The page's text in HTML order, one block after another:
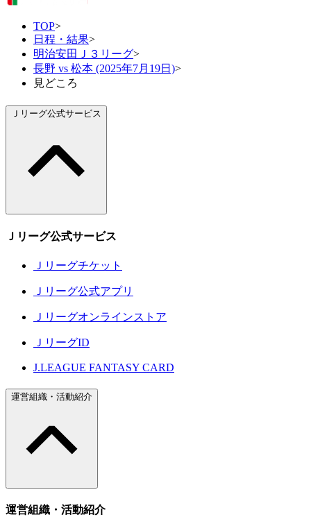
TOP>
日程・結果>
明治安田Ｊ３リーグ>
長野 vs 松本 (2025年7月19日)>
見どころ
Ｊリーグ公式サービス
Ｊリーグ公式サービス
Ｊリーグチケット
Ｊリーグ公式アプリ
Ｊリーグオンラインストア
ＪリーグID
J.LEAGUE FANTASY CARD
運営組織・活動紹介
運営組織・活動紹介